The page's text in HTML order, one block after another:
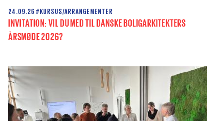
24.09.26 #KURSUS/ARRANGEMENTER
INVITATION: VIL DU MED TIL DANSKE BOLIGARKITEKTERS
ÅRSMØDE 2026?